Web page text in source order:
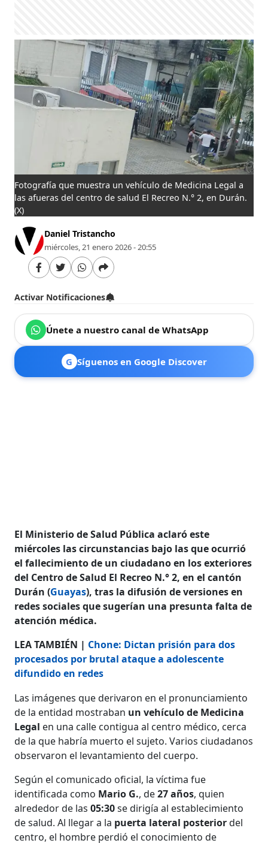
Fotografía que muestra un vehículo de Medicina Legal a
las afueras del centro de salud El Recreo N.° 2, en Durán.
(X)
Daniel Tristancho
miércoles, 21 enero 2026 - 20:55
Activar Notificaciones
Únete a nuestro canal de WhatsApp
G Síguenos en Google Discover
El Ministerio de Salud Pública aclaró este
miércoles las circunstancias bajo las que ocurrió
el fallecimiento de un ciudadano en los exteriores
del Centro de Salud El Recreo N.° 2, en el cantón
Durán (Guayas), tras la difusión de versiones en
redes sociales que sugerían una presunta falta de
atención médica.
LEA TAMBIÉN | Chone: Dictan prisión para dos
procesados por brutal ataque a adolescente
difundido en redes
Las imágenes que derivaron en el pronunciamiento
de la entidad mostraban un vehículo de Medicina
Legal en una calle contigua al centro médico, cerca
de la que habría muerto el sujeto. Varios ciudadanos
observaron el levantamiento del cuerpo.
Según el comunicado oficial, la víctima fue
identificada como Mario G., de27 años, quien
alrededor de las05:30se dirigía al establecimiento
de salud. Al llegar a la puerta lateral posteriordel
centro, el hombre perdió el conocimiento de